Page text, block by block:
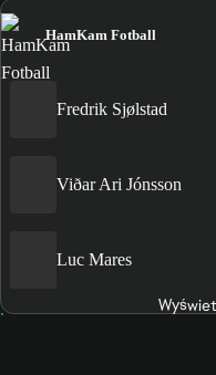
HamKam Fotball
Fredrik Sjølstad
Viðar Ari Jónsson
Luc Mares